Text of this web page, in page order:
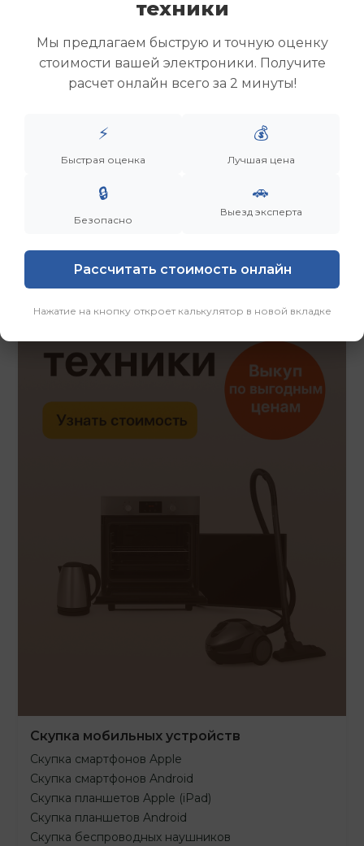
Скупка ноутбуков
Скупка игровых ноутбуков
Скупка рабочих ноутбуков
Скупка старых ноутбуков (б/у)
Скупка роутеров и сетевого оборудования
Скупка мобильных устройств
Скупка смартфонов Apple
Скупка смартфонов Android
Скупка планшетов Apple (iPad)
Скупка планшетов Android
Скупка беспроводных наушников
техники
Мы предлагаем быструю и точную оценку
стоимости вашей электроники. Получите
расчет онлайн всего за 2 минуты!
⚡
Быстрая оценка
💰
Лучшая цена
🔒
Безопасно
🚗
Выезд эксперта
Рассчитать стоимость онлайн
Нажатие на кнопку откроет калькулятор в новой вкладке